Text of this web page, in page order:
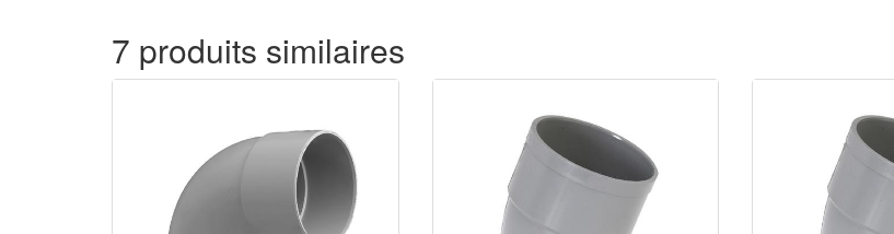
7 produits similaires